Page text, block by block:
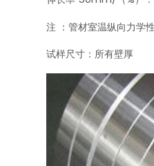
注 ：管材室温纵向力学
试样尺寸：所有壁厚